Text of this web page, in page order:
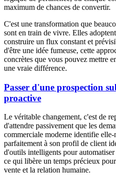
maximum de chances de convertir.
C'est une transformation que
sont en train de vivre. Elles
construire un flux constant et
d'être une idée fumeuse, cette
concrètes que vous pouvez mettre
une vraie différence.
Passer d'une prospection
proactive
Le véritable changement, c'est de
d'attendre passivement que les
commerciale moderne identifie
parfaitement à son profil de client
d'outils intelligents pour automatiser
ce qui libère un temps précieux
vente et la relation humaine.